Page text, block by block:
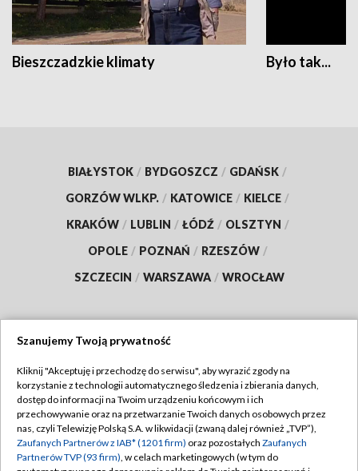
Bieszczadzkie klimaty Było tak...
BIAŁYSTOK / BYDGOSZCZ / GDAŃSK /
GORZÓW WLKP. / KATOWICE / KIELCE /
KRAKÓW / LUBLIN / ŁÓDŹ / OLSZTYN /
OPOLE / POZNAŃ / RZESZÓW /
SZCZECIN / WARSZAWA / WROCŁAW
TVP
Abonament TVP
Emisja w TVP
Centrum informacji TVP
Regulamin TVP
Polityka prywatności
Szanujemy Twoją prywatność
Kliknij "Akceptuję i przechodzę do serwisu", aby wyrazić zgody na
korzystanie z technologii automatycznego śledzenia i zbierania danych,
dostęp do informacji na Twoim urządzeniu końcowym i ich
przechowywanie oraz na przetwarzanie Twoich danych osobowych przez
nas, czyli Telewizję Polską S.A. w likwidacji (zwaną dalej również „TVP”),
Zaufanych Partnerów z IAB* (1201 firm) oraz pozostałych Zaufanych
Partnerów TVP (93 firm), w celach marketingowych (w tym do